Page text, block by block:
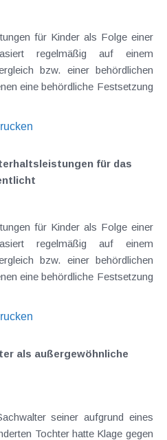
für Kinder als Folge einer
regelmäßig auf einem
Festsetzung
für das
für Kinder als Folge einer
regelmäßig auf einem
Festsetzung
als außergewöhnliche